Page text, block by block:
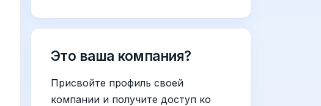
Это ваша компания?
Присвойте профиль своей
компании и получите доступ ко